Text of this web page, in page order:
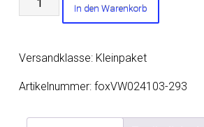
Passat
-
Endschalldämpfer
In den Warenkorb
Versandklasse: Kleinpaket
Artikelnummer:foxVW024103-293